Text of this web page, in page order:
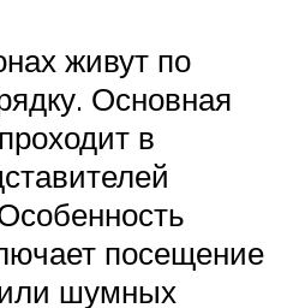
живут по
Основная
в
посещение
шумных